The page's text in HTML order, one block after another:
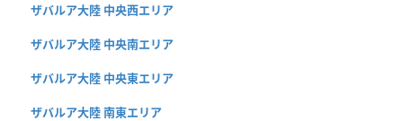
ザバルア大陸 中央西エリア
ザバルア大陸 中央南エリア
ザバルア大陸 中央東エリア
ザバルア大陸 南東エリア